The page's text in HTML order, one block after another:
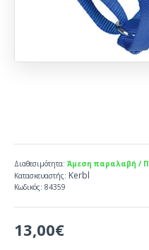
13,00€
Διαθεσιμότητα: Άμεση παραλαβή /
Κατασκευαστής: Kerbl
Κωδικός: 84359